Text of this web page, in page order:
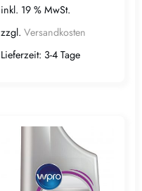
inkl. 19 % MwSt.
zzgl. Versandkosten
Lieferzeit: 3-4 Tage